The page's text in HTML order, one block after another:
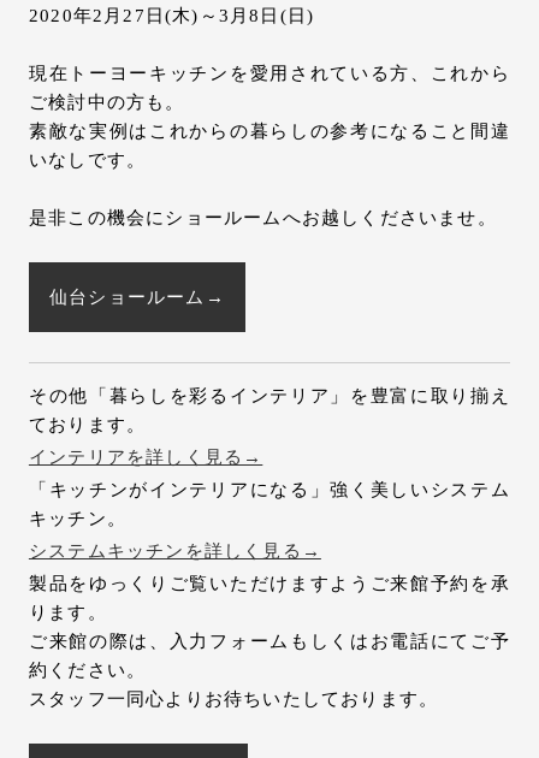
2020年2月27日(木)～3月8日(日)
現在トーヨーキッチンを愛用されている方、これから
ご検討中の方も。
素敵な実例はこれからの暮らしの参考になること間違
いなしです。
是非この機会にショールームへお越しくださいませ。
仙台ショールーム→
その他「暮らしを彩るインテリア」を豊富に取り揃え
ております。
インテリアを詳しく見る→
「キッチンがインテリアになる」強く美しいシステム
キッチン。
システムキッチンを詳しく見る→
製品をゆっくりご覧いただけますようご来館予約を承
ります。
ご来館の際は、入力フォームもしくはお電話にてご予
約ください。
スタッフ一同心よりお待ちいたしております。